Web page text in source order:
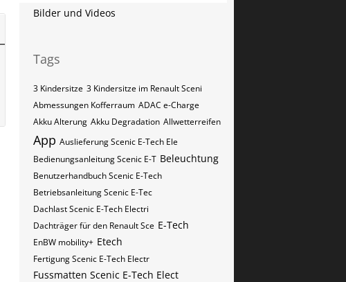
Bilder und Videos
Tags
3 Kindersitze 3 Kindersitze im Renault Sceni
Abmessungen Kofferraum ADAC e-Charge
Akku Alterung Akku Degradation Allwetterreifen
App Auslieferung Scenic E-Tech Ele
Bedienungsanleitung Scenic E-T Beleuchtung
Benutzerhandbuch Scenic E-Tech
Betriebsanleitung Scenic E-Tec
Dachlast Scenic E-Tech Electri
Dachträger für den Renault Sce E-Tech
EnBW mobility+ Etech
Fertigung Scenic E-Tech Electr
Fussmatten Scenic E-Tech Elect